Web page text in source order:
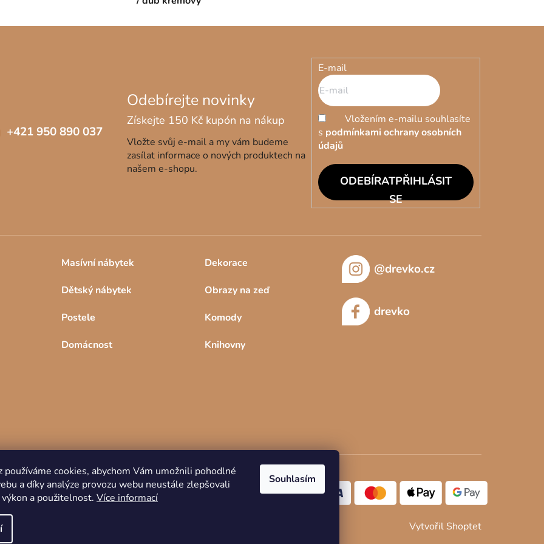
používáme cookies, abychom Vám umožnili pohodlné
a díky analýze provozu webu neustále zlepšovali
a použitelnost. Více informací
Souhlasím
+421 950 890 037
Vložte svůj e-mail a my vám budeme
zasílat informace o nových produktech na
našem e-shopu.
E-mail
Vložením e-mailu souhlasíte
s podmínkami ochrany osobních
údajů
PŘIHLÁSIT
SE
Masívní nábytek
Dětský nábytek
Postele
Domácnost
Dekorace
Obrazy na zeď
Komody
Knihovny
@drevko.cz
drevko
Vytvořil Shoptet
Copyright 2026DREVKO. Všechna práva